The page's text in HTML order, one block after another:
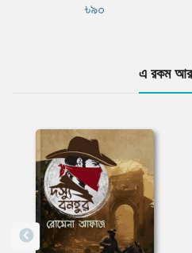
৳৯০
এ রকম